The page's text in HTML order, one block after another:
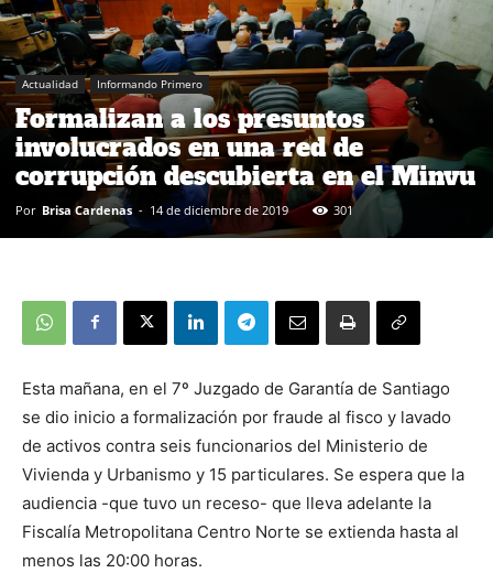
Actualidad Informando Primero
Formalizan a los presuntos
involucrados en una red de
corrupción descubierta en el Minvu
Por Brisa Cardenas - 14 de diciembre de 2019 301
Esta mañana, en el 7º Juzgado de Garantía de Santiago
se dio inicio a formalización por fraude al fisco y lavado
de activos contra seis funcionarios del Ministerio de
Vivienda y Urbanismo y 15 particulares. Se espera que la
audiencia -que tuvo un receso- que lleva adelante la
Fiscalía Metropolitana Centro Norte se extienda hasta al
menos las 20:00 horas.